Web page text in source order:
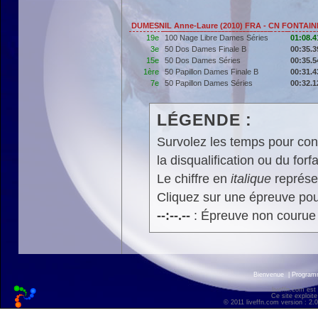
DUMESNIL Anne-Laure (2010) FRA - CN
19e
100 Nage Libre Dames Séries
3e
50 Dos Dames Finale B
15e
50 Dos Dames Séries
1ère
50 Papillon Dames Finale B
7e
50 Papillon Dames Séries
LÉGENDE :
Survolez les temps pour
la disqualification ou du
Le chiffre en italique
Cliquez sur une épreuve
--:--.--: Épreuve non
Bienvenue
liveffn.com est
Ce site
© 2011 liveffn.com version :